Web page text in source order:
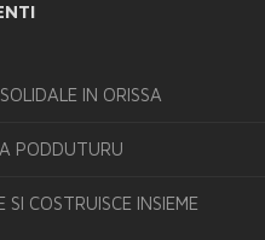
IN ORISSA
PODDUTURU
COSTRUISCE INSIEME